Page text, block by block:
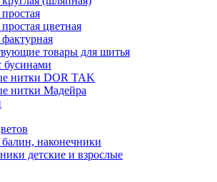
цветная
товары для шитья
бусинами
нитки DOR TAK
нитки Мадейра
наконечники
детские и взрослые